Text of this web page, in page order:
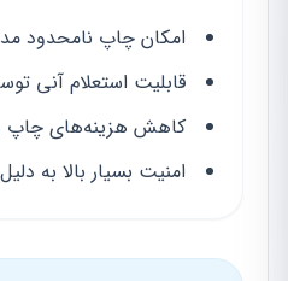
امکان چاپ نامحدود
قابلیت استعلام آنی
کاهش هزینه‌های چاپ
امنیت بسیار بالا به